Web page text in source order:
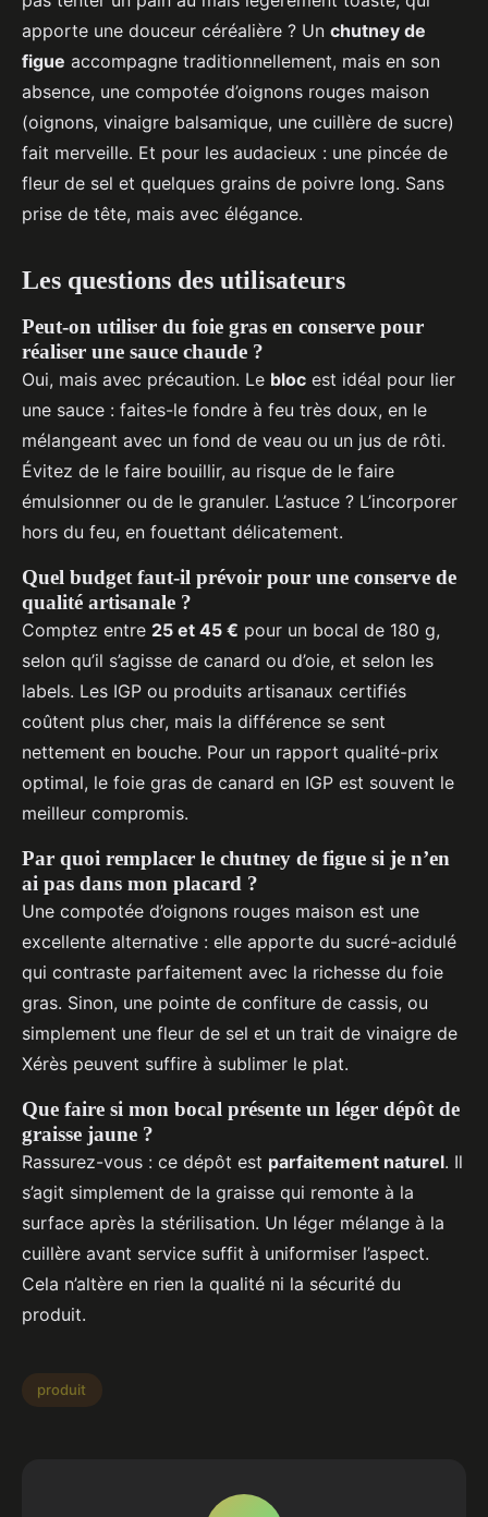
apporte une douceur céréalière ? Un chutney de
figue accompagne traditionnellement, mais en son
absence, une compotée d’oignons rouges maison
(oignons, vinaigre balsamique, une cuillère de sucre)
fait merveille. Et pour les audacieux : une pincée de
fleur de sel et quelques grains de poivre long. Sans
prise de tête, mais avec élégance.
Les questions des utilisateurs
Peut-on utiliser du foie gras en conserve pour
réaliser une sauce chaude ?
Oui, mais avec précaution. Le bloc est idéal pour lier
une sauce : faites-le fondre à feu très doux, en le
mélangeant avec un fond de veau ou un jus de rôti.
Évitez de le faire bouillir, au risque de le faire
émulsionner ou de le granuler. L’astuce ? L’incorporer
hors du feu, en fouettant délicatement.
Quel budget faut-il prévoir pour une conserve de
qualité artisanale ?
Comptez entre 25 et 45 € pour un bocal de 180 g,
selon qu’il s’agisse de canard ou d’oie, et selon les
labels. Les IGP ou produits artisanaux certifiés
coûtent plus cher, mais la différence se sent
nettement en bouche. Pour un rapport qualité-prix
optimal, le foie gras de canard en IGP est souvent le
meilleur compromis.
Par quoi remplacer le chutney de figue si je n’en
ai pas dans mon placard ?
Une compotée d’oignons rouges maison est une
excellente alternative : elle apporte du sucré-acidulé
qui contraste parfaitement avec la richesse du foie
gras. Sinon, une pointe de confiture de cassis, ou
simplement une fleur de sel et un trait de vinaigre de
Xérès peuvent suffire à sublimer le plat.
Que faire si mon bocal présente un léger dépôt de
graisse jaune ?
Rassurez-vous : ce dépôt est parfaitement naturel. Il
s’agit simplement de la graisse qui remonte à la
surface après la stérilisation. Un léger mélange à la
cuillère avant service suffit à uniformiser l’aspect.
Cela n’altère en rien la qualité ni la sécurité du
produit.
produit